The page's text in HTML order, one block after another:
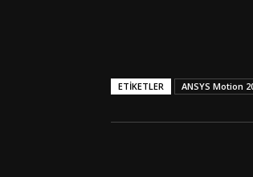
ETIKETLER ANSYS Motion